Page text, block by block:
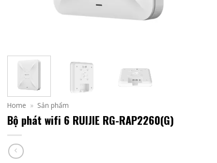
Home » Sản phẩm
Bộ phát wifi 6 RUIJIE RG-RAP2260(G)